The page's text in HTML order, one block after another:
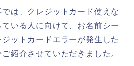
は、クレジットカード使えな
いる人に向けて、お名前シー
ットカードエラーが発生した
紹介させていただきました。